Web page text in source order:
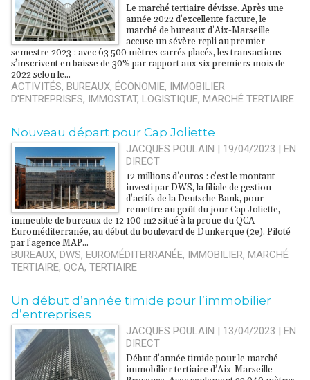
Le marché tertiaire dévisse. Après une
année 2022 d’excellente facture, le
marché de bureaux d’Aix-Marseille
accuse un sévère repli au premier
semestre 2023 : avec 63 500 mètres carrés placés, les transactions
s’inscrivent en baisse de 30% par rapport aux six premiers mois de
2022 selon le...
ACTIVITÉS, BUREAUX, ÉCONOMIE, IMMOBILIER
D'ENTREPRISES, IMMOSTAT, LOGISTIQUE, MARCHÉ TERTIAIRE
Nouveau départ pour Cap Joliette
JACQUES POULAIN | 19/04/2023 |EN
DIRECT
12 millions d’euros : c’est le montant
investi par DWS, la filiale de gestion
d’actifs de la Deutsche Bank, pour
remettre au goût du jour Cap Joliette,
immeuble de bureaux de 12 100 m2 situé à la proue du QCA
Euroméditerranée, au début du boulevard de Dunkerque (2e). Piloté
par l’agence MAP...
BUREAUX, DWS, EUROMÉDITERRANÉE, IMMOBILIER, MARCHÉ
TERTIAIRE, QCA, TERTIAIRE
Un début d’année timide pour l’immobilier
d’entreprises
JACQUES POULAIN | 13/04/2023 |EN
DIRECT
Début d’année timide pour le marché
immobilier tertiaire d’Aix-Marseille-